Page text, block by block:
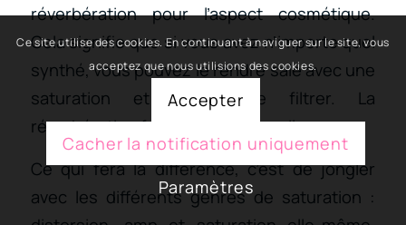
réverbération pour l’aspect cosmétique.
Cela signifie que si vous avez n’importe quel
synthé, vous pouvez le rendre sale avec une
saturation et ensuite le filtrer. La
réverbération fera alors son travail.
Ce qui fera la différence, c’est de jongler
avec les différents genres de saturation :
Ce site utilise des cookies. En continuant à naviguer sur le site, vous
acceptez que nous utilisions des cookies.
Accepter
Cacher la notification uniquement
Paramètres